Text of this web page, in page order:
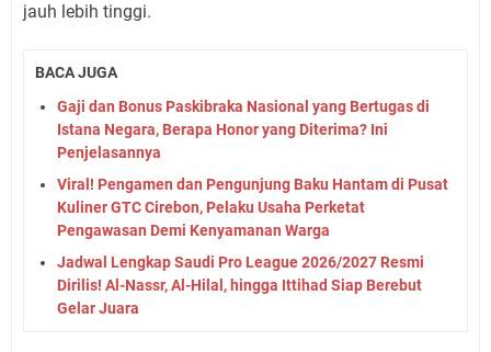
jauh lebih tinggi.
BACA JUGA
Gaji dan Bonus Paskibraka Nasional yang Bertugas di
Istana Negara, Berapa Honor yang Diterima? Ini
Penjelasannya
Viral! Pengamen dan Pengunjung Baku Hantam di Pusat
Kuliner GTC Cirebon, Pelaku Usaha Perketat
Pengawasan Demi Kenyamanan Warga
Jadwal Lengkap Saudi Pro League 2026/2027 Resmi
Dirilis! Al-Nassr, Al-Hilal, hingga Ittihad Siap Berebut
Gelar Juara